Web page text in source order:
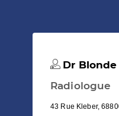
Dr Blonde
Radiologue
43 Rue Kleber,